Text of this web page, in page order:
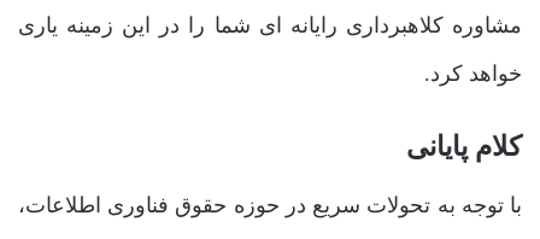
مشاوره کلاهبرداری رایانه ای شما را در این زمینه یاری
خواهد کرد.
کلام پایانی
با توجه به تحولات سریع در حوزه حقوق فناوری اطلاعات،